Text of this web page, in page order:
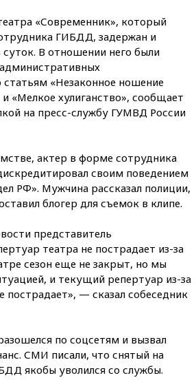
«Современник», который
ГИБДД, задержан и
В отношении него были
«Незаконное ношение
«Мелкое хулиганство», сообщает
на пресс-службу ГУМВД России
актер в форме сотрудника
своим поведением
РФ». Мужчина рассказал полиции,
блогер для съемок в клипе.
представитель
театра не пострадает из-за
сезон еще не закрыт, но мы
и текущий репертуар из-за
пострадает», — сказал собеседник
по соцсетям и вызвал
СМИ писали, что снятый на
якобы уволился со службы.